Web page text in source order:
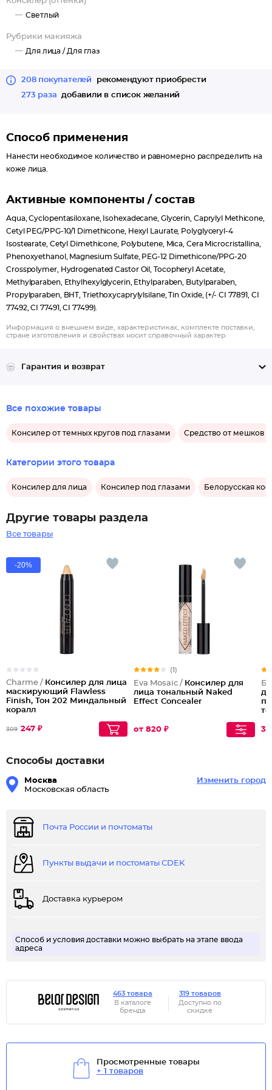
Светлый
Рубрики макияжа
Для лица / Для глаз
208 покупателей
рекомендуют приобрести
273 раза
добавили в список желаний
Способ применения
Нанести необходимое количество и равномерно распределить на
коже лица.
Активные компоненты / состав
Aqua, Cyclopentasiloxane, Isohexadecane, Glycerin, Caprylyl Methicone,
Cetyl PEG/PPG-10/1 Dimethicone, Hexyl Laurate, Polyglyceryl-4
Isostearate, Cetyl Dimethicone, Polybutene, Mica, Cera Microcristallina,
Phenoxyethanol, Magnesium Sulfate, PEG-12 Dimethicone/PPG-20
Crosspolymer, Hydrogenated Castor Oil, Tocopheryl Acetate,
Methylparaben, Ethylhexylglycerin, Ethylparaben, Butylparaben,
Propylparaben, BHT, Triethoxycaprylylsilane, Tin Oxide, (+/- CI 77891, CI
77492, CI 77491, CI 77499).
Информация о внешнем виде, характеристиках, комплекте поставки,
стране изготовления и свойствах носит справочный характер.
Гарантия и возврат
Все похожие товары
Консилер от темных кругов под глазами Средство от мешков
Категории этого товара
Консилер для лица Консилер под глазами Белорусская
Другие товары раздела
Все товары
-20%
Charme / Консилер для лица
маскирующий Flawless
Finish, Тон 202 Миндальный
коралл
309 247 ₽
(1)
Eva Mosaic / Консилер для
лица тональный Naked
Effect Concealer
от 820 ₽
Способы доставки
Москва
Московская область
Изменить город
Почта России и почтоматы
Пункты выдачи и постоматы CDEK
Доставка курьером
Способ и условия доставки можно выбрать на этапе ввода
адреса
463 товара
В каталоге
бренда
319 товаров
Доступно по
скидке
Просмотренные товары
+ 1 товаров